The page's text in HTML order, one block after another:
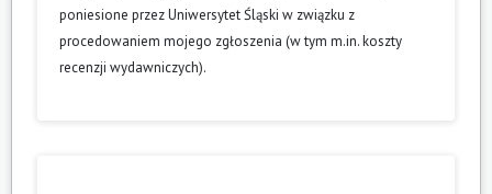
poniesione przez Uniwersytet Śląski w związku z
procedowaniem mojego zgłoszenia (w tym m.in. koszty
recenzji wydawniczych).